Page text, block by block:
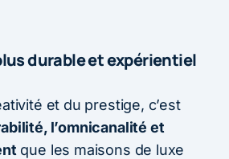
durable et expérientiel
et du prestige, c’est
l’omnicanalité et
que les maisons de luxe